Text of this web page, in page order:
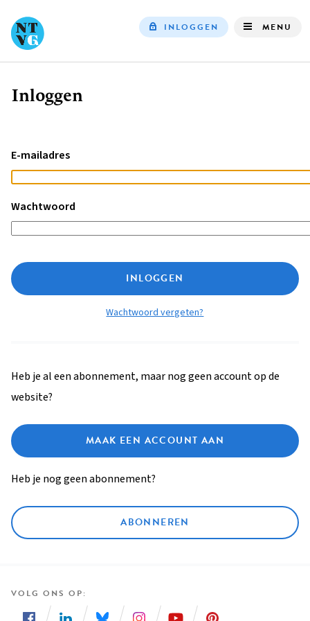
INLOGGEN MENU
Kruimelpad
Inloggen
E-mailadres
Wachtwoord
INLOGGEN
Wachtwoord vergeten?
Heb je al een abonnement, maar nog geen account op de
website?
MAAK EEN ACCOUNT AAN
Heb je nog geen abonnement?
ABONNEREN
VOLG ONS OP